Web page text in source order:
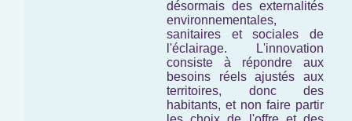
désormais des externalités
environnementales,
sanitaires et sociales de
l'éclairage. L'innovation
consiste à répondre aux
besoins réels ajustés aux
territoires, donc des
habitants, et non faire partir